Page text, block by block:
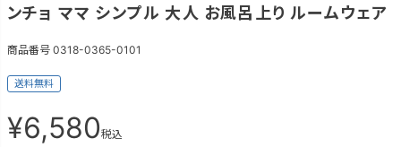
ンチョ ママ シンプル 大人 お風呂上り ルームウェア
商品番号 0318-0365-0101
送料無料
¥6,580税込